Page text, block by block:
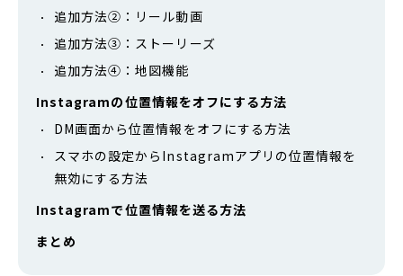
追加方法②：リール動画
追加方法③：ストーリーズ
追加方法④：地図機能
Instagramの位置情報をオフにする方法
DM画面から位置情報をオフにする方法
スマホの設定からInstagramアプリの位置情報を
無効にする方法
Instagramで位置情報を送る方法
まとめ